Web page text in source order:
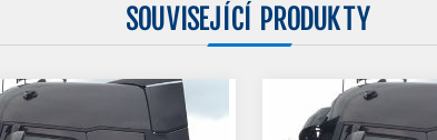
SOUVISEJÍCÍ PRODUKTY